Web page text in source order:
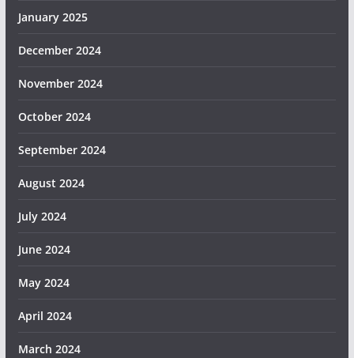
January 2025
December 2024
November 2024
October 2024
September 2024
August 2024
July 2024
June 2024
May 2024
April 2024
March 2024